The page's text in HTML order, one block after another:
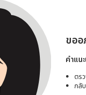
ขออ
คำแน
ตร
กลั